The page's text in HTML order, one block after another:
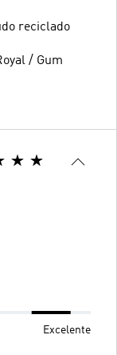
reciclado
/ Gum
Excelente